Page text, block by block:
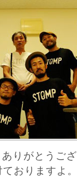
りがとうご
おりますよ